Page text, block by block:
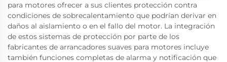
para motores ofrecer a sus clientes protección contra
condiciones de sobrecalentamiento que podrían derivar en
daños al aislamiento o en el fallo del motor. La integración
de estos sistemas de protección por parte de los
fabricantes de arrancadores suaves para motores incluye
también funciones completas de alarma y notificación que